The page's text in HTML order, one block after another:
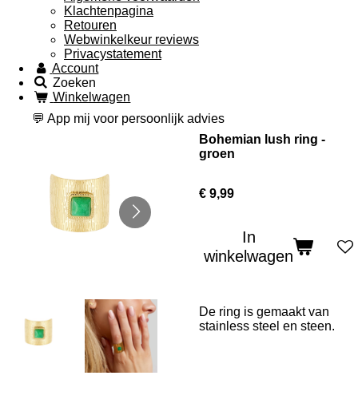
Klachtenpagina
Retouren
Webwinkelkeur reviews
Privacystatement
Account
Zoeken
Winkelwagen
💬 App mij voor persoonlijk advies
Bohemian lush ring -
groen
€ 9,99
In
winkelwagen
De ring is gemaakt van
stainless steel en steen.